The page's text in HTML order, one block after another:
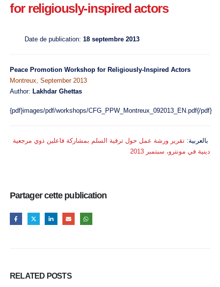
for religiously-inspired actors
Date de publication: 18 septembre 2013
Peace Promotion Workshop for Religiously-Inspired Actors
Montreux, September 2013
Author: Lakhdar Ghettas
{pdf}images/pdf/workshops/CFG_PPW_Montreux_092013_EN.pdf{/pdf}
بالعربية: تقرير ورشة عمل حول ترقية السلم بمشاركة فاعلين ذوي مرجعية
دينية في مونترو، سبتمبر 2013
Partager cette publication
RELATED POSTS